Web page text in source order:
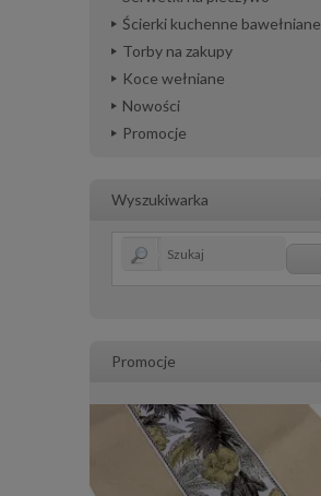
Ścierki kuchenne bawełniane
Torby na zakupy
Koce wełniane
Nowości
Promocje
Wyszukiwarka
Promocje